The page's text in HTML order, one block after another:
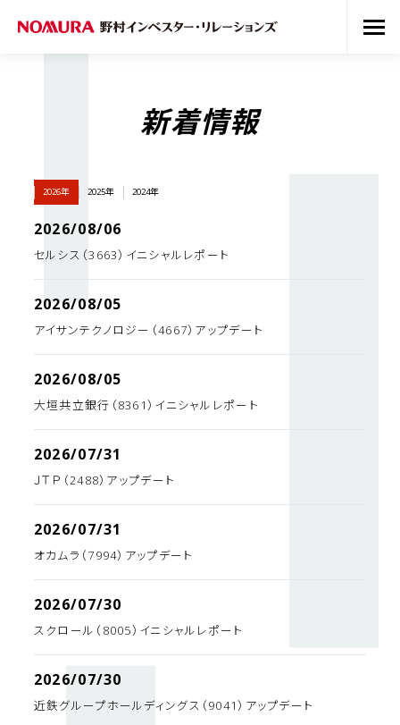
新着情報
2026年 2025年 2024年
2026/08/06
セルシス（3663）イニシャルレポート
2026/08/05
アイサンテクノロジー（4667）アップデート
2026/08/05
大垣共立銀行（8361）イニシャルレポート
2026/07/31
ＪＴＰ（2488）アップデート
2026/07/31
オカムラ（7994）アップデート
2026/07/30
スクロール（8005）イニシャルレポート
2026/07/30
近鉄グループホールディングス（9041）アップデート